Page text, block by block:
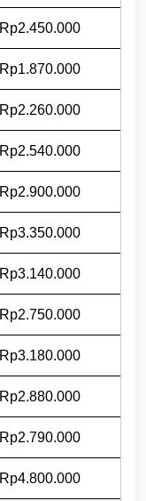
Rp2.450.000
Rp1.870.000
Rp2.260.000
Rp2.540.000
Rp2.900.000
Rp3.350.000
Rp3.140.000
Rp2.750.000
Rp3.180.000
Rp2.880.000
Rp2.790.000
Rp4.800.000